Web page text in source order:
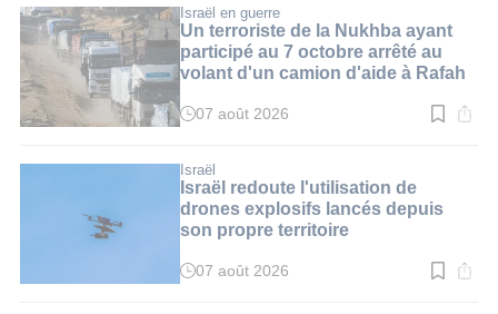
:
3
min.
Israël en guerre
Un terroriste de la Nukhba ayant
participé au 7 octobre arrêté au
volant d'un camion d'aide à Rafah
Temps
:
2
min.
07 août 2026
Israël
Israël redoute l'utilisation de
drones explosifs lancés depuis
son propre territoire
Temps
07 août 2026